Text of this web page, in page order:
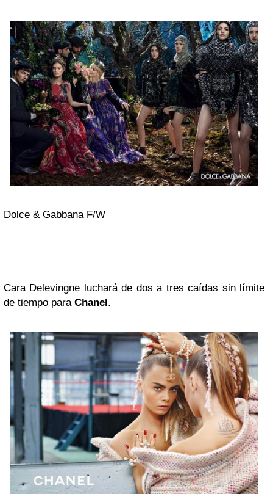
Dolce & Gabbana F/W
Cara Delevingne luchará de dos a tres caídas sin límite
de tiempo para Chanel .